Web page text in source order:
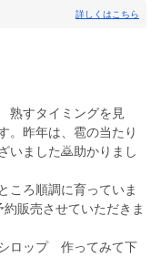
詳しくはこちら
熟すタイミングを見
。昨年は、雹の当たり
いました🙇助かりまし
ろ順調に育っていま
販売させていただきま
ロップ 作ってみて下